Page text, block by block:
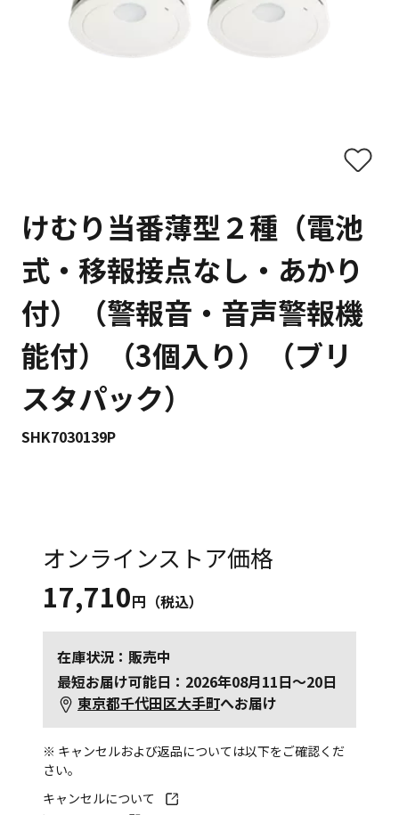
けむり当番薄型２種（電池
式・移報接点なし・あかり
付）（警報音・音声警報機
能付）（3個入り）（ブリ
スタパック）
SHK7030139P
オンラインストア価格
17,710円（税込）
在庫状況：販売中
最短お届け可能日：2026年08月11日～20日
東京都千代田区大手町へお届け
※ キャンセルおよび返品については以下をご確認くだ
さい。
キャンセルについて